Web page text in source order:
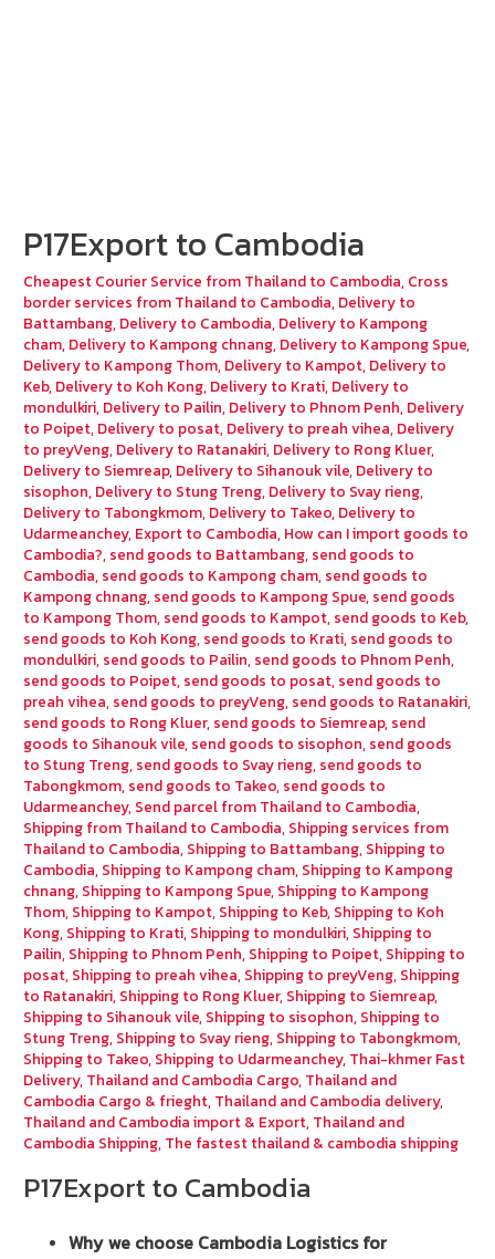
P17Export to Cambodia
Cheapest Courier Service from Thailand to Cambodia, Cross
border services from Thailand to Cambodia, Delivery to
Battambang, Delivery to Cambodia, Delivery to Kampong
cham, Delivery to Kampong chnang, Delivery to Kampong Spue,
Delivery to Kampong Thom, Delivery to Kampot, Delivery to
Keb, Delivery to Koh Kong, Delivery to Krati, Delivery to
mondulkiri, Delivery to Pailin, Delivery to Phnom Penh, Delivery
to Poipet, Delivery to posat, Delivery to preah vihea, Delivery
to preyVeng, Delivery to Ratanakiri, Delivery to Rong Kluer,
Delivery to Siemreap, Delivery to Sihanouk vile, Delivery to
sisophon, Delivery to Stung Treng, Delivery to Svay rieng,
Delivery to Tabongkmom, Delivery to Takeo, Delivery to
Udarmeanchey, Export to Cambodia, How can I import goods to
Cambodia?, send goods to Battambang, send goods to
Cambodia, send goods to Kampong cham, send goods to
Kampong chnang, send goods to Kampong Spue, send goods
to Kampong Thom, send goods to Kampot, send goods to Keb,
send goods to Koh Kong, send goods to Krati, send goods to
mondulkiri, send goods to Pailin, send goods to Phnom Penh,
send goods to Poipet, send goods to posat, send goods to
preah vihea, send goods to preyVeng, send goods to Ratanakiri,
send goods to Rong Kluer, send goods to Siemreap, send
goods to Sihanouk vile, send goods to sisophon, send goods
to Stung Treng, send goods to Svay rieng, send goods to
Tabongkmom, send goods to Takeo, send goods to
Udarmeanchey, Send parcel from Thailand to Cambodia,
Shipping from Thailand to Cambodia, Shipping services from
Thailand to Cambodia, Shipping to Battambang, Shipping to
Cambodia, Shipping to Kampong cham, Shipping to Kampong
chnang, Shipping to Kampong Spue, Shipping to Kampong
Thom, Shipping to Kampot, Shipping to Keb, Shipping to Koh
Kong, Shipping to Krati, Shipping to mondulkiri, Shipping to
Pailin, Shipping to Phnom Penh, Shipping to Poipet, Shipping to
posat, Shipping to preah vihea, Shipping to preyVeng, Shipping
to Ratanakiri, Shipping to Rong Kluer, Shipping to Siemreap,
Shipping to Sihanouk vile, Shipping to sisophon, Shipping to
Stung Treng, Shipping to Svay rieng, Shipping to Tabongkmom,
Shipping to Takeo, Shipping to Udarmeanchey, Thai-khmer Fast
Delivery, Thailand and Cambodia Cargo, Thailand and
Cambodia Cargo & frieght, Thailand and Cambodia delivery,
Thailand and Cambodia import & Export, Thailand and
Cambodia Shipping, The fastest thailand & cambodia shipping
P17Export to Cambodia
Why we choose Cambodia Logistics for